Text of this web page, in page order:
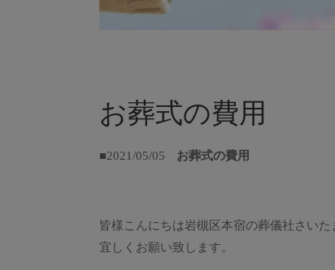
お葬式の費用
■2021/05/05 お葬式の費用
皆様こんにちは岩槻区本宿の葬儀社さい
宜しくお願い致します。